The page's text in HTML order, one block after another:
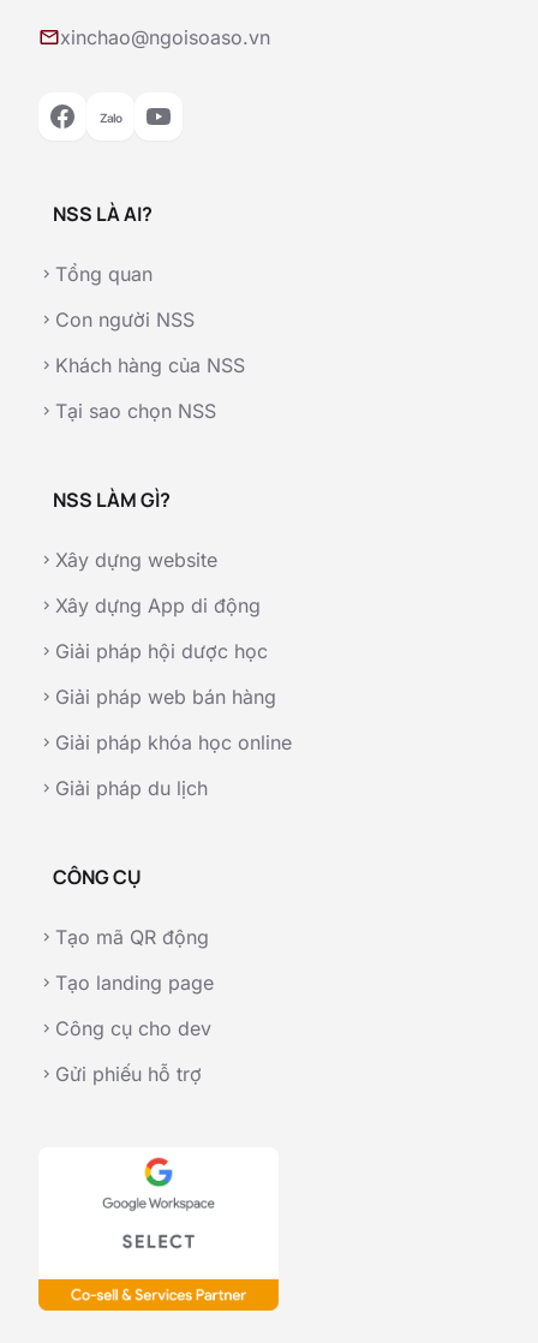
mailxinchao@ngoisoaso.vn
Zalo
NSS LÀ AI?
chevron_right Tổng quan
chevron_right Con người NSS
chevron_right Khách hàng của NSS
chevron_right Tại sao chọn NSS
NSS LÀM GÌ?
chevron_right Xây dựng website
chevron_right Xây dựng App di động
chevron_right Giải pháp hội dược học
chevron_right Giải pháp web bán hàng
chevron_right Giải pháp khóa học online
chevron_right Giải pháp du lịch
CÔNG CỤ
chevron_right Tạo mã QR động
chevron_right Tạo landing page
chevron_right Công cụ cho dev
chevron_right Gửi phiếu hỗ trợ